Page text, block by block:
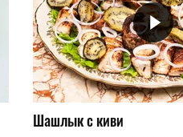
Шашлык с киви